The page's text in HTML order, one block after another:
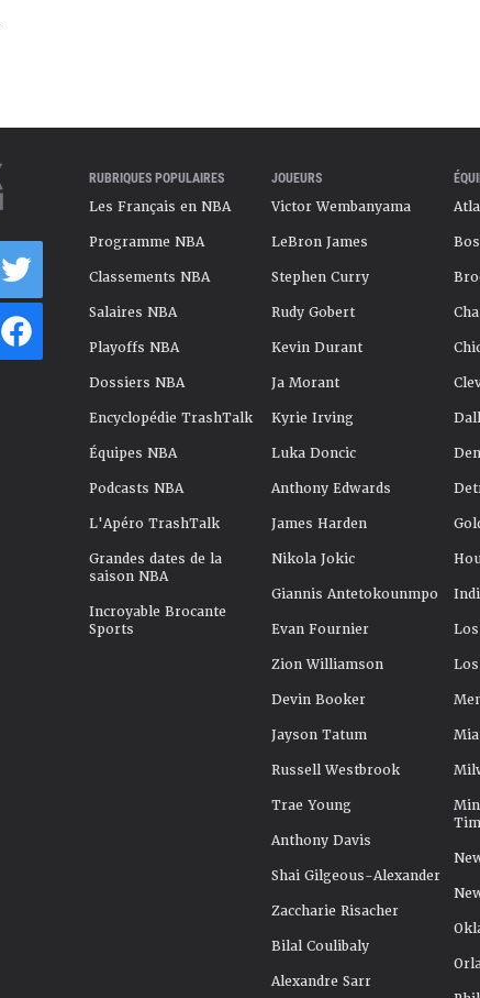
RUBRIQUES POPULAIRES
Les Français en NBA
Programme NBA
Classements NBA
Salaires NBA
Playoffs NBA
Dossiers NBA
Encyclopédie TrashTalk
Équipes NBA
Podcasts NBA
L'Apéro TrashTalk
Grandes dates de la
saison NBA
Incroyable Brocante
Sports
JOUEURS
Victor Wembanyama
LeBron James
Stephen Curry
Rudy Gobert
Kevin Durant
Ja Morant
Kyrie Irving
Luka Doncic
Anthony Edwards
James Harden
Nikola Jokic
Giannis Antetokounmpo
Evan Fournier
Zion Williamson
Devin Booker
Jayson Tatum
Russell Westbrook
Trae Young
Anthony Davis
Shai Gilgeous-Alexander
Zaccharie Risacher
Bilal Coulibaly
Alexandre Sarr